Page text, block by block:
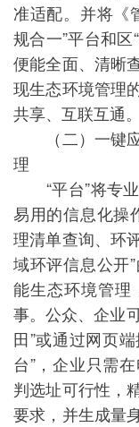
准适配。并将《
规合一”平台和
便能全面、清晰
现生态环境管理
共享、互联互通。
（二）一键应
理
“平台”将专业
易用的信息化操
理清单查询、环
域环评信息公开
能生态环境管理
事。公众、企业
田”或通过网页
台”，企业只需
判选址可行性，
要求，并生成量